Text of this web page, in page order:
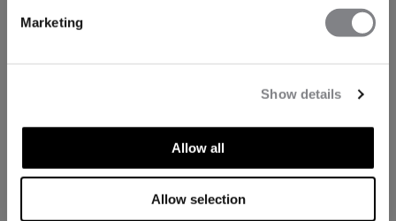
Marketing
Show details
Allow all
Allow selection